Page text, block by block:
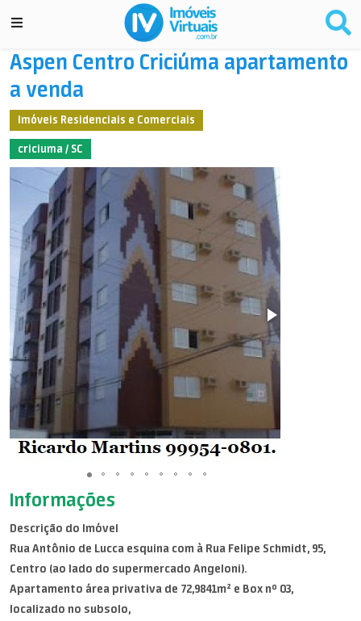
Aspen Centro Criciúma apartamento
a venda
Imóveis Residenciais e Comerciais
criciuma / SC
Informações
Descrição do Imóvel
Rua Antônio de Lucca esquina com à Rua Felipe Schmidt, 95,
Centro (ao lado do supermercado Angeloni).
Apartamento área privativa de 72,9841m² e Box nº 03,
localizado no subsolo,